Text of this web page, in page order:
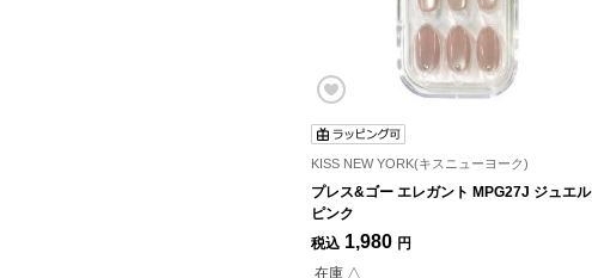
KISS NEW YORK(キスニューヨーク)
プレス&ゴー エレガント MPG27J ジュエル
ピンク
税込 1,980 円
在庫 △